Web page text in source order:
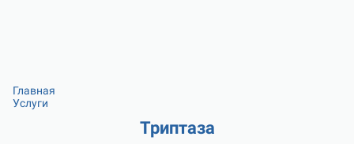
Главная
Услуги
Триптаза